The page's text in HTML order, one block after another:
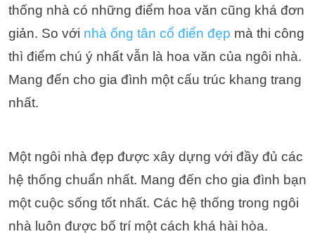
thống nhà có những điểm hoa văn cũng khá đơn
giản. So với nhà ống tân cổ điển đẹp mà thi công
thì điểm chú ý nhất vẫn là hoa văn của ngôi nhà.
Mang đến cho gia đình một cấu trúc khang trang
nhất.
Một ngôi nhà đẹp được xây dựng với đầy đủ các
hệ thống chuẩn nhất. Mang đến cho gia đình bạn
một cuộc sống tốt nhất. Các hệ thống trong ngôi
nhà luôn được bố trí một cách khá hài hòa.